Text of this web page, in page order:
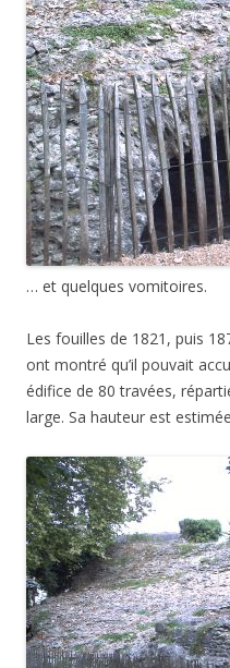
… et quelques vomitoires.
Les fouilles de 1821, puis
ont montré qu’il pouvait
édifice de 80 travées,
large. Sa hauteur est